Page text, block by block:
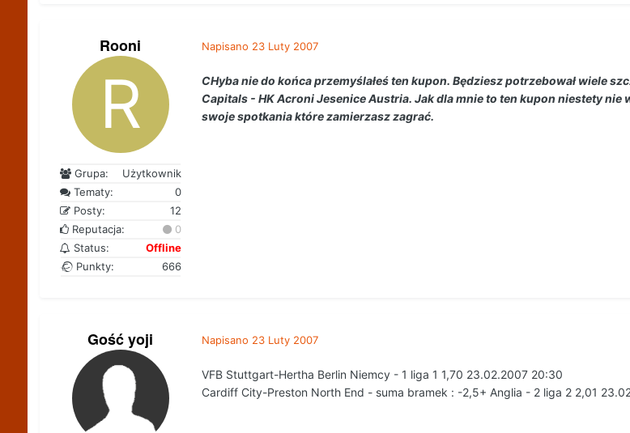
Rooni
Grupa:
Użytkownik
Tematy:
0
Posty:
12
Reputacja:
0
Status:
Offline
Punkty:
666
Napisano 23 Luty 2007
CHyba nie do końca przemyślałeś ten kupon. Będziesz potrzebował wiele
Capitals - HK Acroni Jesenice Austria. Jak dla mnie to ten kupon niestety
swoje spotkania które zamierzasz zagrać.
Gość yoji Napisano 23 Luty 2007
VFB Stuttgart-Hertha Berlin Niemcy - 1 liga 1 1,70 23.02.2007 20:30
Cardiff City-Preston North End - suma bramek : -2,5+ Anglia - 2 liga 2 2,01